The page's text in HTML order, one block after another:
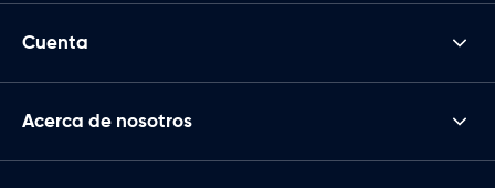
Cuenta
Acerca de nosotros